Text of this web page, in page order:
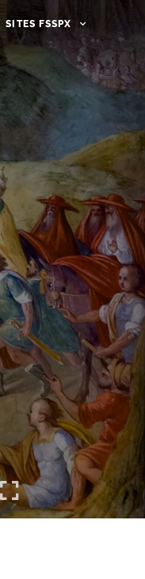
SITES FSSPX